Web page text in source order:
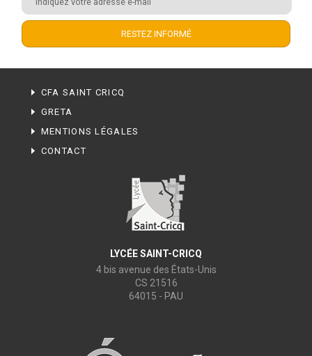
CFA SAINT CRICQ
GRETA
MENTIONS LÉGALES
CONTACT
LYCÉE SAINT-CRICQ
4 bis avenue des États-Unis
CS 21516
64015 - PAU